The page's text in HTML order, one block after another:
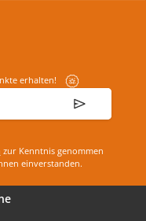
erhalten!
zur Kenntnis genommen
einverstanden.